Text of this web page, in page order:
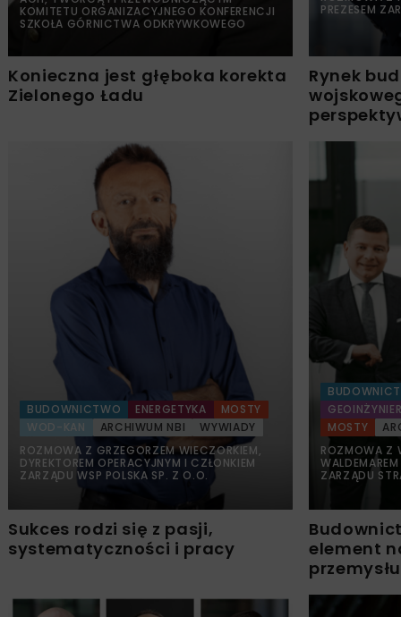
KOMITETU ORGANIZACYJNEGO KONFERENCJI
SZKOŁA GÓRNICTWA ODKRYWKOWEGO
Konieczna jest głęboka korekta
Zielonego Ładu
PREZESEM
Rynek
BUDOWNICTWO ENERGETYKA
MOSTY
WOD-KAN
ARCHIWUM NBI
WYWIADY
ROZMOWA Z GRZEGORZEM WIECZORKIEM,
DYREKTOREM OPERACYJNYM I CZŁONKIEM
ZARZĄDU WSP POLSKA SP. Z O.O.
Sukces rodzi się z pasji,
systematyczności i pracy
MOSTY
ROZMOWA Z
ZARZĄDU
element
przemysłu